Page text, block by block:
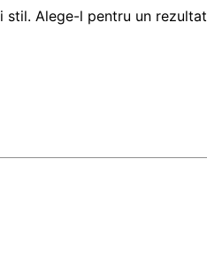
Alege-l pentru un rezultat